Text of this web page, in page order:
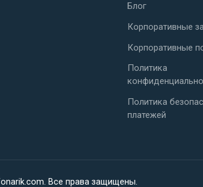
Блог
Корпоративные
Корпоративные
Политика
Политика
платежей
Все права защищены.